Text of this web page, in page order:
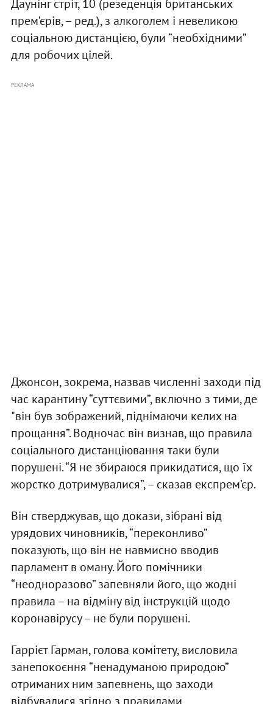
Даунінг стріт, 10 (резеденція британських
прем’єрів, – ред.), з алкоголем і невеликою
соціальною дистанцією, були “необхідними”
для робочих цілей.
РЕКЛАМА
Джонсон, зокрема, назвав численні заходи під
час карантину “суттєвими”, включно з тими, де
"він був зображений, піднімаючи келих на
прощання”. Водночас він визнав, що правила
соціального дистанціювання таки були
порушені. “Я не збираюся прикидатися, що їх
жорстко дотримувалися”, – сказав експрем’єр.
Він стверджував, що докази, зібрані від
урядових чиновників, “переконливо”
показують, що він не навмисно вводив
парламент в оману. Його помічники
“неодноразово” запевняли його, що жодні
правила – на відміну від інструкцій щодо
коронавірусу – не були порушені.
Гаррієт Гарман, голова комітету, висловила
занепокоєння “ненадуманою природою”
отриманих ним запевнень, що заходи